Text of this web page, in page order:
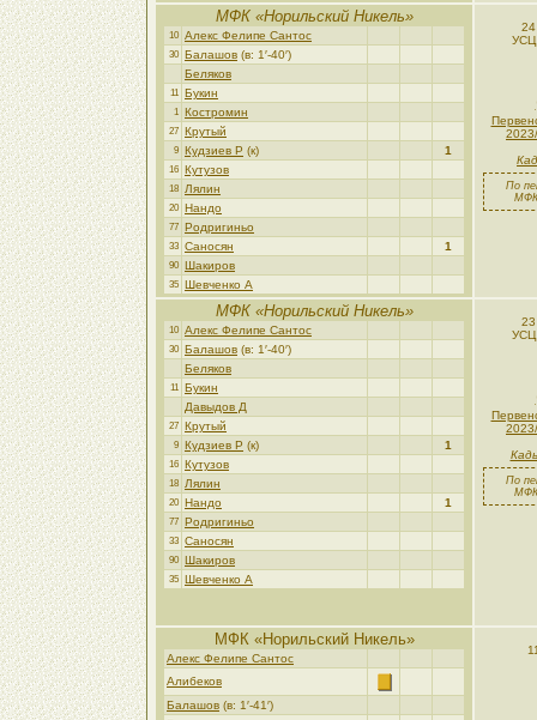
МФК «Норильский Никель»
10 Алекс Фелипе Сантос
30 Балашов (в: 1′-40′)
Беляков
11 Букин
1 Костромин
27 Крутый
9 Кудзиев Р (к) 1
16 Кутузов
18 Лялин
20 Нандо
77 Родригиньо
33 Саносян 1
90 Шакиров
35 Шевченко А
УСЦ
По
МФК
МФК «Норильский Никель»
10 Алекс Фелипе Сантос
30 Балашов (в: 1′-40′)
Беляков
11 Букин
Давыдов Д
27 Крутый
9 Кудзиев Р (к) 1
16 Кутузов
18 Лялин
20 Нандо 1
77 Родригиньо
33 Саносян
90 Шакиров
35 Шевченко А
УСЦ
По
МФК
МФК «Норильский Никель»
Алекс Фелипе Сантос
Алибеков
Балашов (в: 1′-41′)